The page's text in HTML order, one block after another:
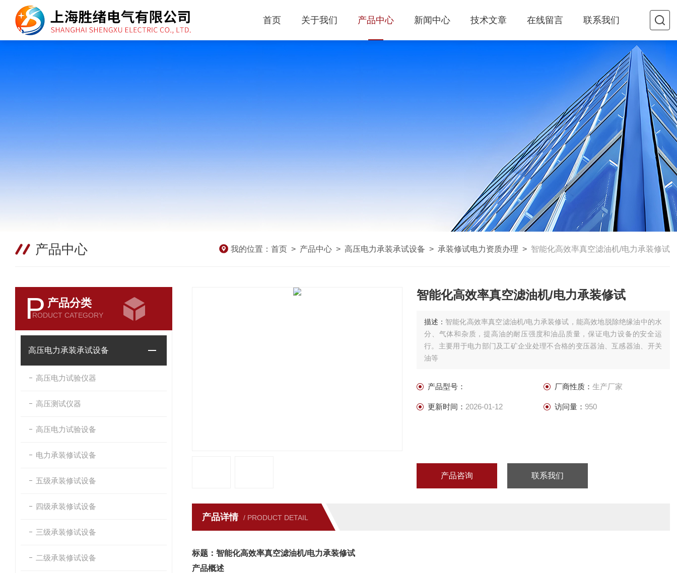
首页 关于我们 产品中心 新闻中心 技术文章 在线留言 联系我们
产品中心 我的位置： 首页 > 产品中心 > 高压电力承装承试设备 > 承装修试电力资质办理 > 智能化高效率真空滤油机/电力承装修试
P 产品分类
RODUCT CATEGORY
高压电力承装承试设备
高压电力试验仪器
高压测试仪器
高压电力试验设备
电力承装修试设备
五级承装修试设备
四级承装修试设备
三级承装修试设备
二级承装修试设备
智能化高效率真空滤油机/电力承装修试
描述： 智能化高效率真空滤油机/电力承装修试，能高效地脱除绝缘油中的水
分、气体和杂质，提高油的耐压强度和油品质量，保证电力设备的安全运
行。主要用于电力部门及工矿企业处理不合格的变压器油、互感器油、开关
油等
产品型号： 厂商性质： 生产厂家
更新时间： 2026-01-12 访问量： 950
产品咨询 联系我们
产品详情 / PRODUCT DETAIL
标题：智能化高效率真空滤油机/电力承装修试
产品概述